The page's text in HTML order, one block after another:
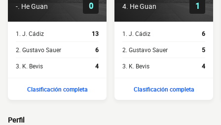
-. He Guan 0
1. J. Cádiz 13
2. Gustavo Sauer 6
3. K. Bevis 4
Clasificación completa
4. He Guan 1
1. J. Cádiz 6
2. Gustavo Sauer 5
3. K. Bevis 4
Clasificación completa
Perfil